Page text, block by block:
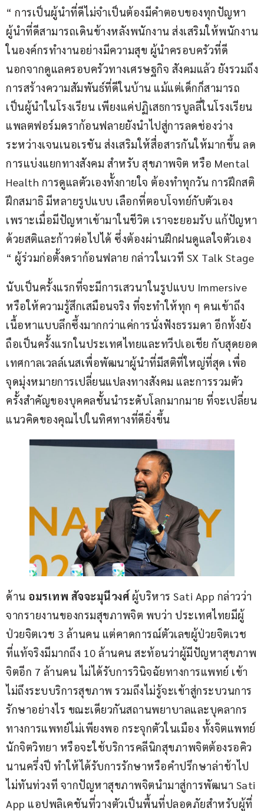
​“ การเป็นผู้นำที่ดีไม่จำเป็นต้องมีคำตอบของทุกปัญหา
ผู้นำที่ดีสามารถเดินข้างหลังพนักงาน ส่งเสริมให้พนักงาน
ในองค์กรทำงานอย่างมีความสุข ผู้นำครอบครัวที่ดี
นอกจากดูแลครอบครัวทางเศรษฐกิจ สังคมแล้ว ยังรวมถึง
การสร้างความสัมพันธ์ที่ดีในบ้าน แม้แต่เด็กก็สามารถ
เป็นผู้นำในโรงเรียน เพียงแค่ปฏิเสธการบูลลี่ในโรงเรียน
แพลตฟอร์มดราก้อนฟลายยังนำไปสู่การลดช่องว่าง
ระหว่างเจนเนอเรชัน ส่งเสริมให้สื่อสารกันให้มากขึ้น ลด
การแบ่งแยกทางสังคม สำหรับ สุขภาพจิต หรือ Mental
Health การดูแลตัวเองทั้งกายใจ ต้องทำทุกวัน การฝึกสติ
ฝึกสมาธิ มีหลายรูปแบบ เลือกที่ตอบโจทย์กับตัวเอง
เพราะเมื่อมีปัญหาเข้ามาในชีวิต เราจะยอมรับ แก้ปัญหา
ด้วยสติและก้าวต่อไปได้ ซึ่งต้องผ่านฝึกฝนดูแลใจตัวเอง
“ ผู้ร่วมก่อตั้งดราก้อนฟลาย กล่าวในเวที SX Talk Stage
นับเป็นครั้งแรกที่จะมีการเสวนาในรูปแบบ Immersive
หรือให้ความรู้สึกเสมือนจริง ที่จะทำให้ทุก ๆ คนเข้าถึง
เนื้อหาแบบลึกซึ้งมากกว่าแค่การนั่งฟังธรรมดา อีกทั้งยัง
ถือเป็นครั้งแรกในประเทศไทยและทวีปเอเชีย กับสุดยอด
เทศกาลเวลล์เนสเพื่อพัฒนาผู้นำที่มีสติที่ใหญ่ที่สุด เพื่อ
จุดมุ่งหมายการเปลี่ยนแปลงทางสังคม และการรวมตัว
ครั้งสำคัญของบุคคลชั้นนำระดับโลกมากมาย ที่จะเปลี่ยน
แนวคิดของคุณไปในทิศทางที่ดียิ่งขึ้น
ด้าน อมรเทพ สัจจะมุนีวงศ์ ผู้บริหาร Sati App กล่าวว่า
จากรายงานของกรมสุขภาพจิต พบว่า ประเทศไทยมีผู้
ป่วยจิตเวช 3 ล้านคน แต่คาดการณ์ตัวเลขผู้ป่วยจิตเวช
ที่แท้จริงมีมากถึง 10 ล้านคน สะท้อนว่าผู้มีปัญหาสุขภาพ
จิตอีก 7 ล้านคน ไม่ได้รับการวินิจฉัยทางการแพทย์ เข้า
ไม่ถึงระบบริการสุขภาพ รวมถึงไม่รู้จะเข้าสู่กระบวนการ
รักษาอย่างไร ขณะเดียวกันสถานพยาบาลและบุคลากร
ทางการแพทย์ไม่เพียงพอ กระจุกตัวในเมือง ทั้งจิตแพทย์
นักจิตวิทยา หรือจะใช้บริการคลีนิกสุขภาพจิตต้องรอคิว
นานครึ่งปี ทำให้ได้รับการรักษาหรือคำปรึกษาล่าช้าไป
ไม่ทันท่วงที จากปัญหาสุขภาพจิตนำมาสู่การพัฒนา Sati
App แอปพลิเคชันที่วางตัวเป็นพื้นที่ปลอดภัยสำหรับผู้ที่